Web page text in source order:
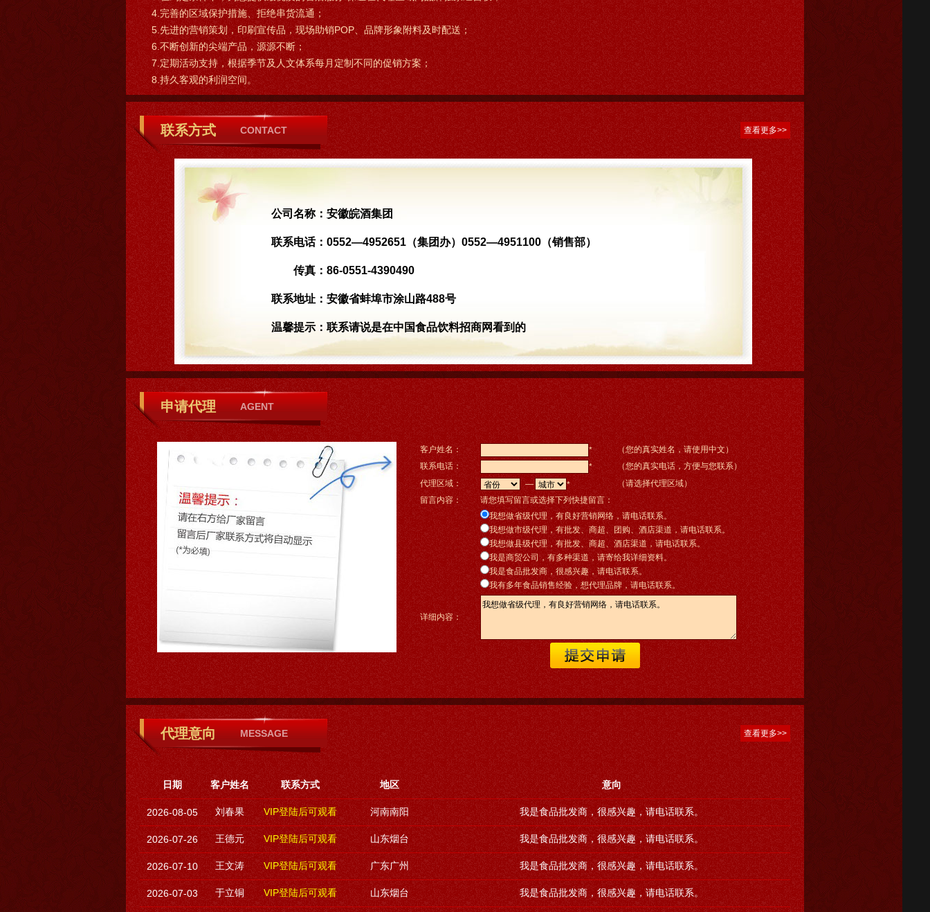
4.完善的区域保护措施、拒绝串货流通；
5.先进的营销策划，印刷宣传品，现场助销POP、品牌形象附料及时配送；
6.不断创新的尖端产品，源源不断；
7.定期活动支持，根据季节及人文体系每月定制不同的促销方案；
8.持久客观的利润空间。
联系方式 CONTACT 查看更多>>
公司名称： 安徽皖酒集团
联系电话： 0552—4952651（集团办）0552—4951100（销售部）
传真： 86-0551-4390490
联系地址： 安徽省蚌埠市涂山路488号
温馨提示： 联系请说是在中国食品饮料招商网看到的
申请代理 AGENT
客户姓名： *
（您的真实姓名，请使用中文）
联系电话：
*
（您的真实电话，方便与您联系）
代理区域：
— *
（请选择代理区域）
留言内容：
请您填写留言或选择下列快捷留言：
我想做省级代理，有良好营销网络，请电话联系。
我想做市级代理，有批发、商超、团购、酒店渠道，请电话联系。
我想做县级代理，有批发、商超、酒店渠道，请电话联系。
我是商贸公司，有多种渠道，请寄给我详细资料。
我是食品批发商，很感兴趣，请电话联系。
我有多年食品销售经验，想代理品牌，请电话联系。
详细内容：
代理意向 MESSAGE 查看更多>>
日期 客户姓名 联系方式 地区 意向
2026-08-05 刘春果 VIP登陆后可观看 河南南阳 我是食品批发商，很感兴趣，请电话联系。
2026-07-26 王德元 VIP登陆后可观看 山东烟台 我是食品批发商，很感兴趣，请电话联系。
2026-07-10 王文涛 VIP登陆后可观看 广东广州 我是食品批发商，很感兴趣，请电话联系。
2026-07-03 于立铜 VIP登陆后可观看 山东烟台 我是食品批发商，很感兴趣，请电话联系。